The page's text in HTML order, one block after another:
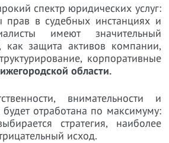
спектр юридических услуг:
в судебных инстанциях и
имеют значительный
как защита активов компании,
корпоративные
области.
внимательности и
отработана по максимуму:
стратегия, наиболее
исход.
Генеральное консульство
юридическую фирму «Ветров и
называемый перечень «адвокатов